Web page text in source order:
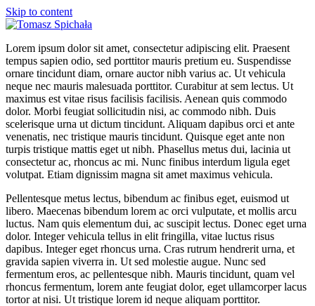
Skip to content
Lorem ipsum dolor sit amet, consectetur adipiscing elit. Praesent
tempus sapien odio, sed porttitor mauris pretium eu. Suspendisse
ornare tincidunt diam, ornare auctor nibh varius ac. Ut vehicula
neque nec mauris malesuada porttitor. Curabitur at sem lectus. Ut
maximus est vitae risus facilisis facilisis. Aenean quis commodo
dolor. Morbi feugiat sollicitudin nisi, ac commodo nibh. Duis
scelerisque urna ut dictum tincidunt. Aliquam dapibus orci et ante
venenatis, nec tristique mauris tincidunt. Quisque eget ante non
turpis tristique mattis eget ut nibh. Phasellus metus dui, lacinia ut
consectetur ac, rhoncus ac mi. Nunc finibus interdum ligula eget
volutpat. Etiam dignissim magna sit amet maximus vehicula.
Pellentesque metus lectus, bibendum ac finibus eget, euismod ut
libero. Maecenas bibendum lorem ac orci vulputate, et mollis arcu
luctus. Nam quis elementum dui, ac suscipit lectus. Donec eget urna
dolor. Integer vehicula tellus in elit fringilla, vitae luctus risus
dapibus. Integer eget rhoncus urna. Cras rutrum hendrerit urna, et
gravida sapien viverra in. Ut sed molestie augue. Nunc sed
fermentum eros, ac pellentesque nibh. Mauris tincidunt, quam vel
rhoncus fermentum, lorem ante feugiat dolor, eget ullamcorper lacus
tortor at nisi. Ut tristique lorem id neque aliquam porttitor.